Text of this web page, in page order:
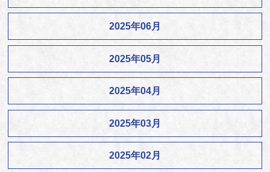
2025年06月
2025年05月
2025年04月
2025年03月
2025年02月